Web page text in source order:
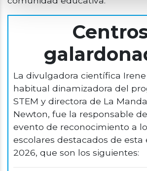
La divulgadora científica
habitual dinamizadora del
STEM y directora de La
Newton, fue la responsable
evento de reconocimiento a
escolares destacados de esta
2026, que son los siguientes: